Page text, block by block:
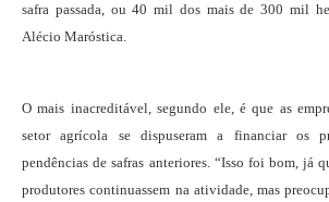
safra passada, ou 40 mil dos mais de 300 mil
Alécio Maróstica.
O mais inacreditável, segundo ele, é que as
setor agrícola se dispuseram a financiar os
pendências de safras anteriores. “Isso foi bom, já
produtores continuassem na atividade, mas